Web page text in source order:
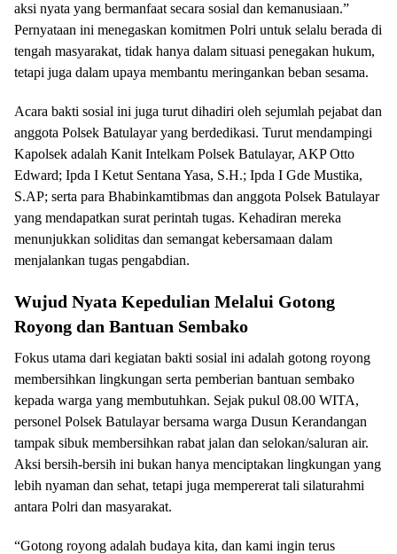
aksi nyata yang bermanfaat secara sosial dan kemanusiaan.”
Pernyataan ini menegaskan komitmen Polri untuk selalu berada di
tengah masyarakat, tidak hanya dalam situasi penegakan hukum,
tetapi juga dalam upaya membantu meringankan beban sesama.
Acara bakti sosial ini juga turut dihadiri oleh sejumlah pejabat dan
anggota Polsek Batulayar yang berdedikasi. Turut mendampingi
Kapolsek adalah Kanit Intelkam Polsek Batulayar, AKP Otto
Edward; Ipda I Ketut Sentana Yasa, S.H.; Ipda I Gde Mustika,
S.AP; serta para Bhabinkamtibmas dan anggota Polsek Batulayar
yang mendapatkan surat perintah tugas. Kehadiran mereka
menunjukkan soliditas dan semangat kebersamaan dalam
menjalankan tugas pengabdian.
Wujud Nyata Kepedulian Melalui Gotong
Royong dan Bantuan Sembako
Fokus utama dari kegiatan bakti sosial ini adalah gotong royong
membersihkan lingkungan serta pemberian bantuan sembako
kepada warga yang membutuhkan. Sejak pukul 08.00 WITA,
personel Polsek Batulayar bersama warga Dusun Kerandangan
tampak sibuk membersihkan rabat jalan dan selokan/saluran air.
Aksi bersih-bersih ini bukan hanya menciptakan lingkungan yang
lebih nyaman dan sehat, tetapi juga mempererat tali silaturahmi
antara Polri dan masyarakat.
“Gotong royong adalah budaya kita, dan kami ingin terus